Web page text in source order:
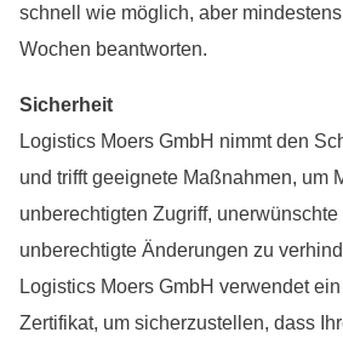
schnell wie möglich, aber
Wochen beantworten.
Sicherheit
Logistics Moers GmbH nimmt den
und trifft geeignete Maßnahmen, um
unberechtigten Zugriff,
unberechtigte Änderungen zu
Logistics Moers GmbH verwendet
Zertifikat, um sicherzustellen, dass